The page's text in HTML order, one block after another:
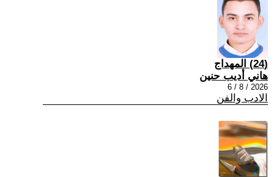
(24) المهداج
هاني أديب حنين
2026 / 8 / 6
الادب والفن